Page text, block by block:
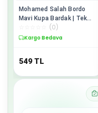
Mohamed Salah Bordo
Mavi Kupa Bardak | Tek
Adet K0499
(0)
Kargo Bedava
549 TL